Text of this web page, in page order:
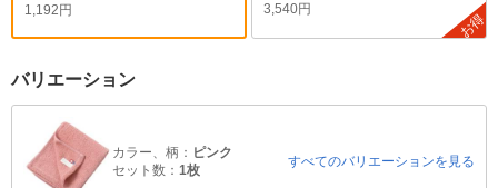
1,192円
3,540円
お得
バリエーション
カラー、柄： ピンク
セット数： 1枚
すべてのバリエーションを見る